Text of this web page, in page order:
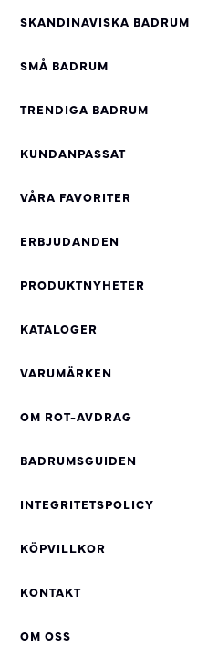
SKANDINAVISKA BADRUM
SMÅ BADRUM
TRENDIGA BADRUM
KUNDANPASSAT
VÅRA FAVORITER
ERBJUDANDEN
PRODUKTNYHETER
KATALOGER
VARUMÄRKEN
OM ROT-AVDRAG
BADRUMSGUIDEN
INTEGRITETSPOLICY
KÖPVILLKOR
KONTAKT
OM OSS